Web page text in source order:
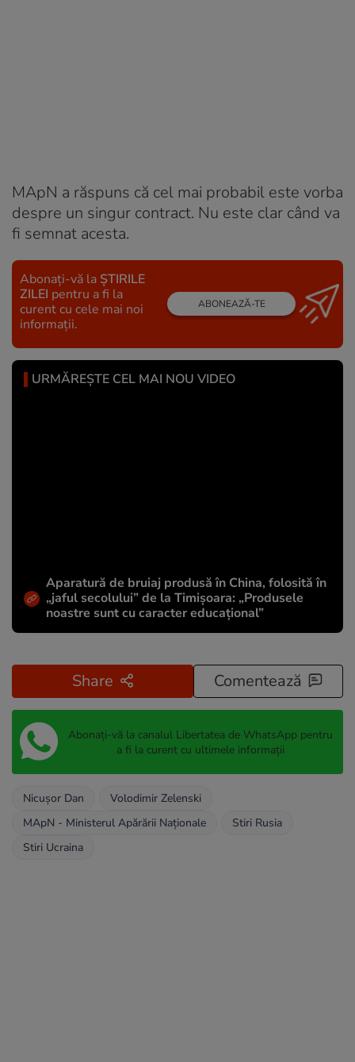
MApN a răspuns că cel mai probabil este vorba
despre un singur contract. Nu este clar când va
fi semnat acesta.
Abonați-vă la ȘTIRILE
ZILEI pentru a fi la
curent cu cele mai noi
informații.
ABONEAZĂ-TE
URMĂREȘTE CEL MAI NOU VIDEO
Aparatură de bruiaj produsă în China, folosită în
„jaful secolului” de la Timișoara: „Produsele
noastre sunt cu caracter educațional”
Share Comentează
Abonați-vă la canalul Libertatea de WhatsApp pentru
a fi la curent cu ultimele informații
Nicușor Dan
Volodimir Zelenski
MApN - Ministerul Apărării Naționale
Stiri Rusia
Stiri Ucraina